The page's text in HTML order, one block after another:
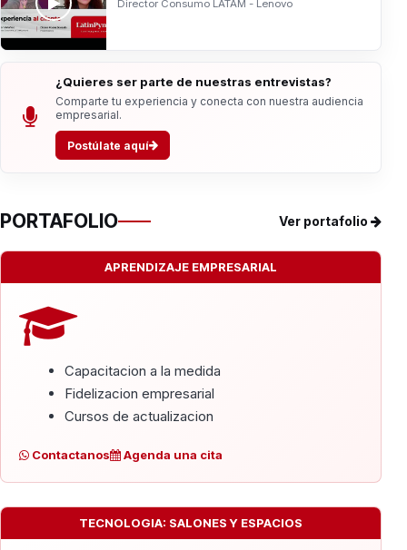
Director Consumo LATAM - Lenovo
¿Quieres ser parte de nuestras entrevistas?
Comparte tu experiencia y conecta con nuestra audiencia
empresarial.
Postúlate aquí
PORTAFOLIO Ver portafolio
APRENDIZAJE EMPRESARIAL
Capacitacion a la medida
Fidelizacion empresarial
Cursos de actualizacion
Contactanos Agenda una cita
TECNOLOGIA: SALONES Y ESPACIOS